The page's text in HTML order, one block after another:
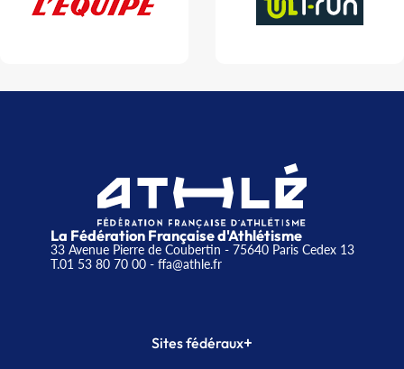
La Fédération Française d'Athlétisme
33 Avenue Pierre de Coubertin - 75640 Paris Cedex 13
T.01 53 80 70 00- ffa@athle.fr
Sites fédéraux+